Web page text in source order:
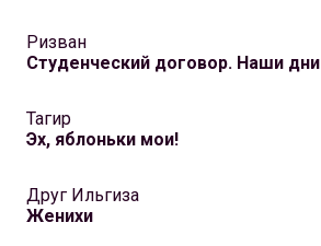
Ризван
Студенческий договор. Наши дни
Тагир
Эх, яблоньки мои!
Друг Ильгиза
Женихи